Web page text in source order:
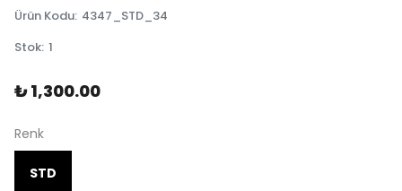
Ürün Kodu: 4347_STD_34
Stok: 1
₺ 1,300.00
Renk
STD